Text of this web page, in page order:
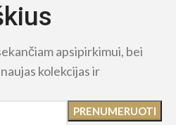
apsipirkimui, bei
kolekcijas ir